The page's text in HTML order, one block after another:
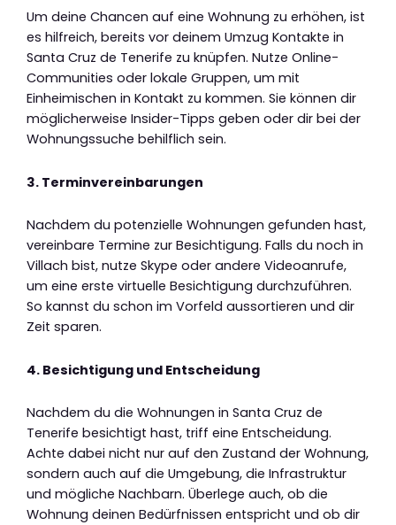
Um deine Chancen auf eine Wohnung zu erhöhen, ist
es hilfreich, bereits vor deinem Umzug Kontakte in
Santa Cruz de Tenerife zu knüpfen. Nutze Online-
Communities oder lokale Gruppen, um mit
Einheimischen in Kontakt zu kommen. Sie können dir
möglicherweise Insider-Tipps geben oder dir bei der
Wohnungssuche behilflich sein.
3. Terminvereinbarungen
Nachdem du potenzielle Wohnungen gefunden hast,
vereinbare Termine zur Besichtigung. Falls du noch in
Villach bist, nutze Skype oder andere Videoanrufe,
um eine erste virtuelle Besichtigung durchzuführen.
So kannst du schon im Vorfeld aussortieren und dir
Zeit sparen.
4. Besichtigung und Entscheidung
Nachdem du die Wohnungen in Santa Cruz de
Tenerife besichtigt hast, triff eine Entscheidung.
Achte dabei nicht nur auf den Zustand der Wohnung,
sondern auch auf die Umgebung, die Infrastruktur
und mögliche Nachbarn. Überlege auch, ob die
Wohnung deinen Bedürfnissen entspricht und ob dir